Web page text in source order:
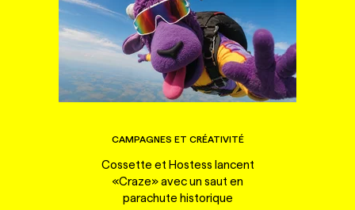
CAMPAGNES ET CRÉATIVITÉ
Cossette et Hostess lancent
«Craze» avec un saut en
parachute historique